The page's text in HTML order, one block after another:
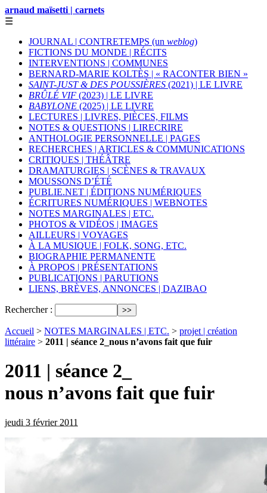
arnaud maïsetti | carnets
☰
JOURNAL | CONTRETEMPS (un weblog)
FICTIONS DU MONDE | RÉCITS
INTERVENTIONS | COMMUNES
BERNARD-MARIE KOLTÈS | « RACONTER BIEN »
SAINT-JUST & DES POUSSIÈRES (2021) | LE LIVRE
BRÛLÉ VIF (2023) | LE LIVRE
BABYLONE (2025) | LE LIVRE
LECTURES | LIVRES, PIÈCES, FILMS
NOTES & QUESTIONS | LIRECRIRE
ANTHOLOGIE PERSONNELLE | PAGES
RECHERCHES | ARTICLES & COMMUNICATIONS
CRITIQUES | THÉÂTRE
DRAMATURGIES | SCÈNES & TRAVAUX
MOUSSONS D’ÉTÉ
PUBLIE.NET | ÉDITIONS NUMÉRIQUES
ÉCRITURES NUMÉRIQUES | WEBNOTES
NOTES MARGINALES | ETC.
PHOTOS & VIDÉOS | IMAGES
AILLEURS | VOYAGES
À LA MUSIQUE | FOLK, SONG, ETC.
BIOGRAPHIE PERMANENTE
À PROPOS | PRÉSENTATIONS
PUBLICATIONS | PARUTIONS
LIENS, BRÈVES, ANNONCES | DAZIBAO
Rechercher :
Accueil > NOTES MARGINALES | ETC. > projet | création
littéraire > 2011 | séance 2_nous n’avons fait que fuir
2011 | séance 2_
nous n’avons fait que fuir
jeudi 3 février 2011